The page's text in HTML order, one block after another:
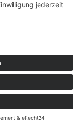
zzgl.
vorbehalten.